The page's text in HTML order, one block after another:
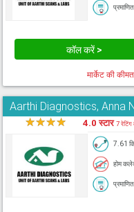
कॉल करें >
मार्केट की
Aarthi Diagnostics, Anna
★★★★ 4.0 स्टार7
7.61
होम